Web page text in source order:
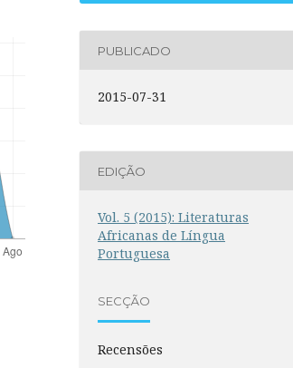
PUBLICADO
2015-07-31
EDIÇÃO
Vol. 5 (2015): Literaturas
Africanas de Língua
Portuguesa
SECÇÃO
Recensões